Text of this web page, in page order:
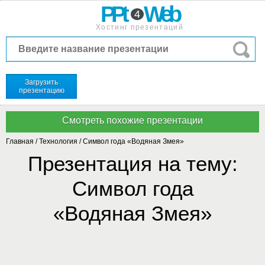
PPt 4 Web
Хостинг презентаций
Загрузить
презентацию
Главная /Технология /Символ года «Водяная Змея»
Презентация на тему:
Символ года
«Водяная Змея»